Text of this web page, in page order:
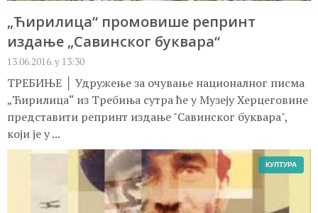
„Ћирилица“ промовише репринт
издање „Савинског буквара“
13.06.2016. у 13:30
ТРЕБИЊЕ │ Удружењe за очување националног писма
„Ћирилица“ из Требиња сутра ће у Музеју Херцеговине
представити репринт издање "Савинског буквара",
који је у ...
КУЛТУРА